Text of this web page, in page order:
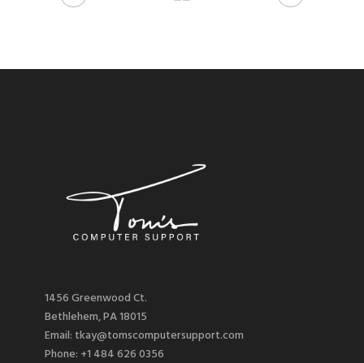
1456 Greenwood Ct.
Bethlehem, PA 18015
Email: tkay@tomscomputersupport.com
Phone: +1 484 626 0356